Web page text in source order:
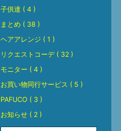
子供達 ( 4 )
まとめ ( 38 )
ヘアアレンジ ( 1 )
リクエストコーデ ( 32 )
モニター ( 4 )
お買い物同行サービス ( 5 )
PAFUCO ( 3 )
お知らせ ( 2 )